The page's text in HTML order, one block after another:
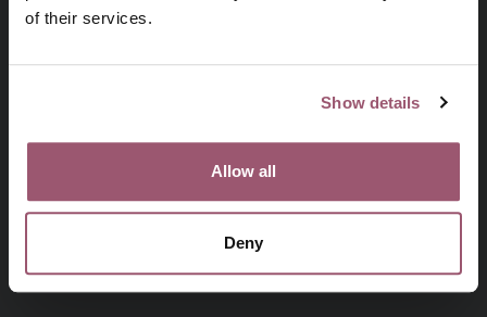
of their services.
Show details
Allow all
Deny
Besök jamstalldhetsmyndigheten.se
NSHRV, den nationella samordningen mot hedersrelaterat
NSHRV samordnar Sveriges arbete med att förebygga och
bekämpa hedersrelaterat våld och förtryck.